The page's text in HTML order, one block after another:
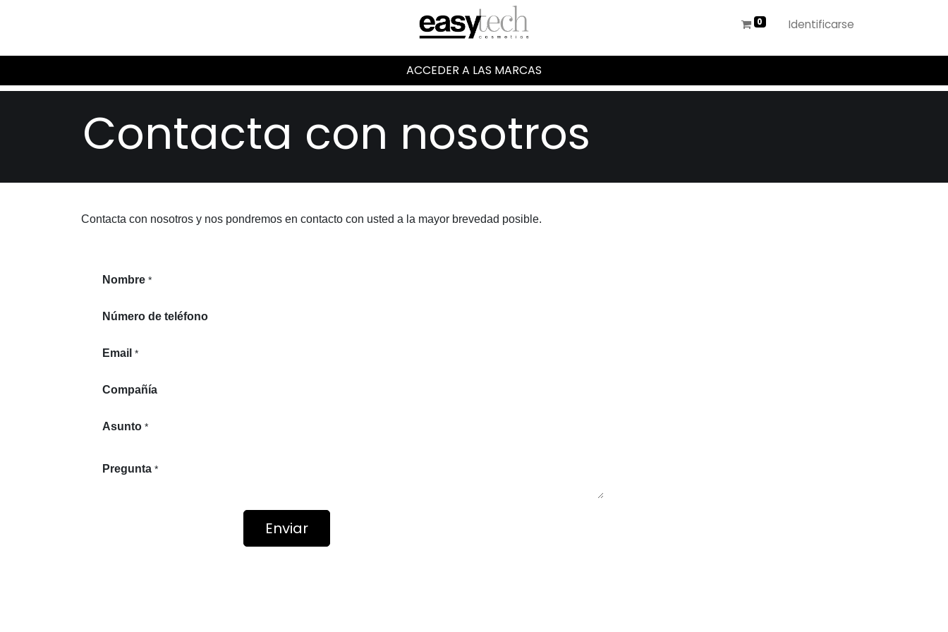
Identificarse
ACCEDER A LAS MARCAS
Contacta con nosotros
Contacta con nosotros y nos pondremos en contacto con usted a la mayor brevedad posible.
Nombre *
Número de teléfono
Email *
Compañía
Asunto *
Pregunta *
Enviar